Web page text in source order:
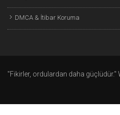
DMCA & İtibar Koruma
"Fikirler, ordulardan daha güçlüdür."